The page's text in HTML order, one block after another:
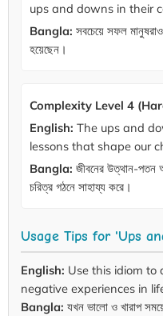
ups and downs in their
Bangla: সবচেয়ে সফল
হয়েছেন।
Complexity Level 4
English: The ups and
lessons that shape our
Bangla: জীবনের উত্থান-পতন
চরিত্র গঠনে সাহায্য করে।
Usage Tips for 'Ups
English: Use this idiom to
negative experiences in
Bangla: যখন ভালো ও খারাপ